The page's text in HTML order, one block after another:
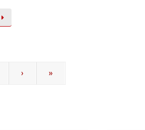
› »